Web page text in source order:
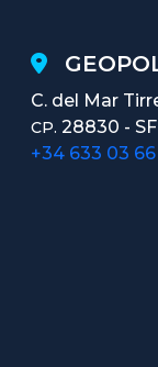
C. del Mar
CP. 28830 -
+34 633 03